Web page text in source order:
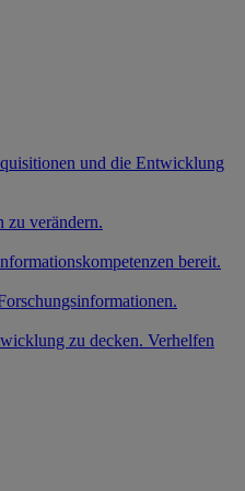
und die Entwicklung
zu verändern.
bereit.
zu decken. Verhelfen